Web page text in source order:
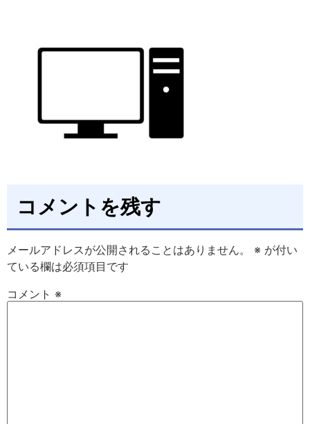
コメントを残す
メールアドレスが公開されることはありません。 ※ が付い
ている欄は必須項目です
コメント ※